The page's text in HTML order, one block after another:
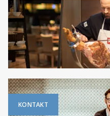
KONTAKT